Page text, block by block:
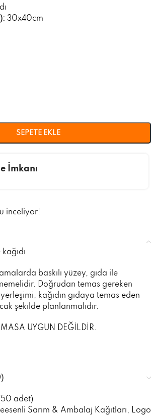
30x40cm
SEPETE EKLE
İmkanı
inceliyor!
kağıdı
baskılı yüzey, gıda ile
Doğrudan temas gereken
kağıdın gıdaya temas eden
şekilde planlanmalıdır.
UYGUN DEĞİLDİR.
adet)
Sarım & Ambalaj Kağıtları, Logo